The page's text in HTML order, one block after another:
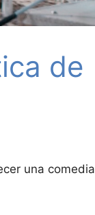
de
una comedia